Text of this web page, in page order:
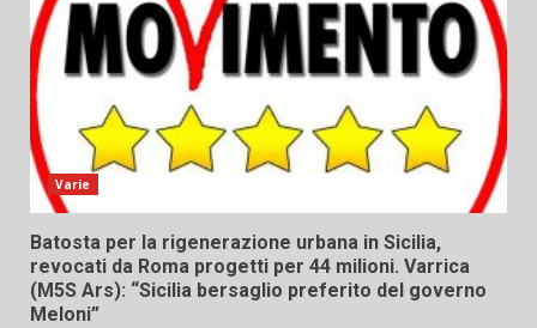
Varie
Batosta per la rigenerazione urbana in Sicilia,
revocati da Roma progetti per 44 milioni. Varrica
(M5S Ars): “Sicilia bersaglio preferito del governo
Meloni”